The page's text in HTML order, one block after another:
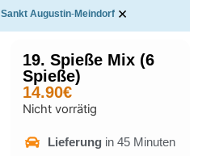
Sankt Augustin-Meindorf ×
19. Spieße Mix (6
Spieße)
14.90€
Nicht vorrätig
Lieferung in 45 Minuten